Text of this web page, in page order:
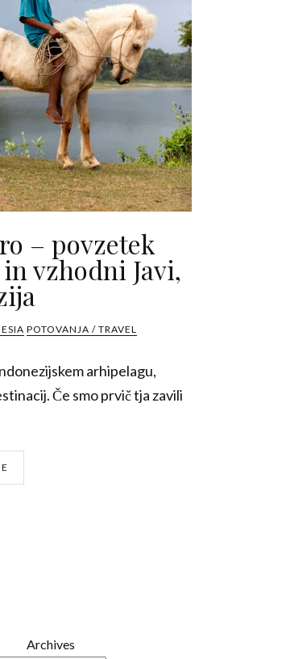
– povzetek
vzhodni Javi,
POTOVANJA / TRAVEL
arhipelagu,
Če smo prvič tja zavili
Archives